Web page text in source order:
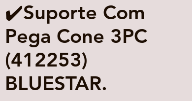
✔️Suporte Com
Pega Cone 3PC
(412253)
BLUESTAR.